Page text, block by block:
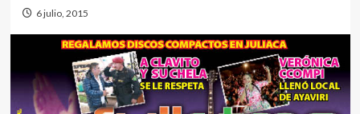
6 julio, 2015